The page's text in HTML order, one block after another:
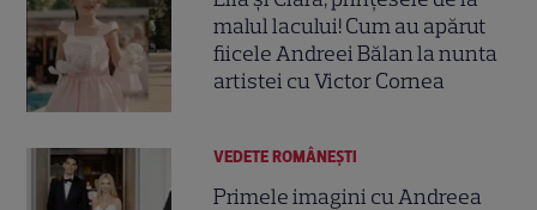
malul lacului! Cum au apărut
fiicele Andreei Bălan la nunta
artistei cu Victor Cornea
VEDETE ROMÂNEŞTI
Primele imagini cu Andreea